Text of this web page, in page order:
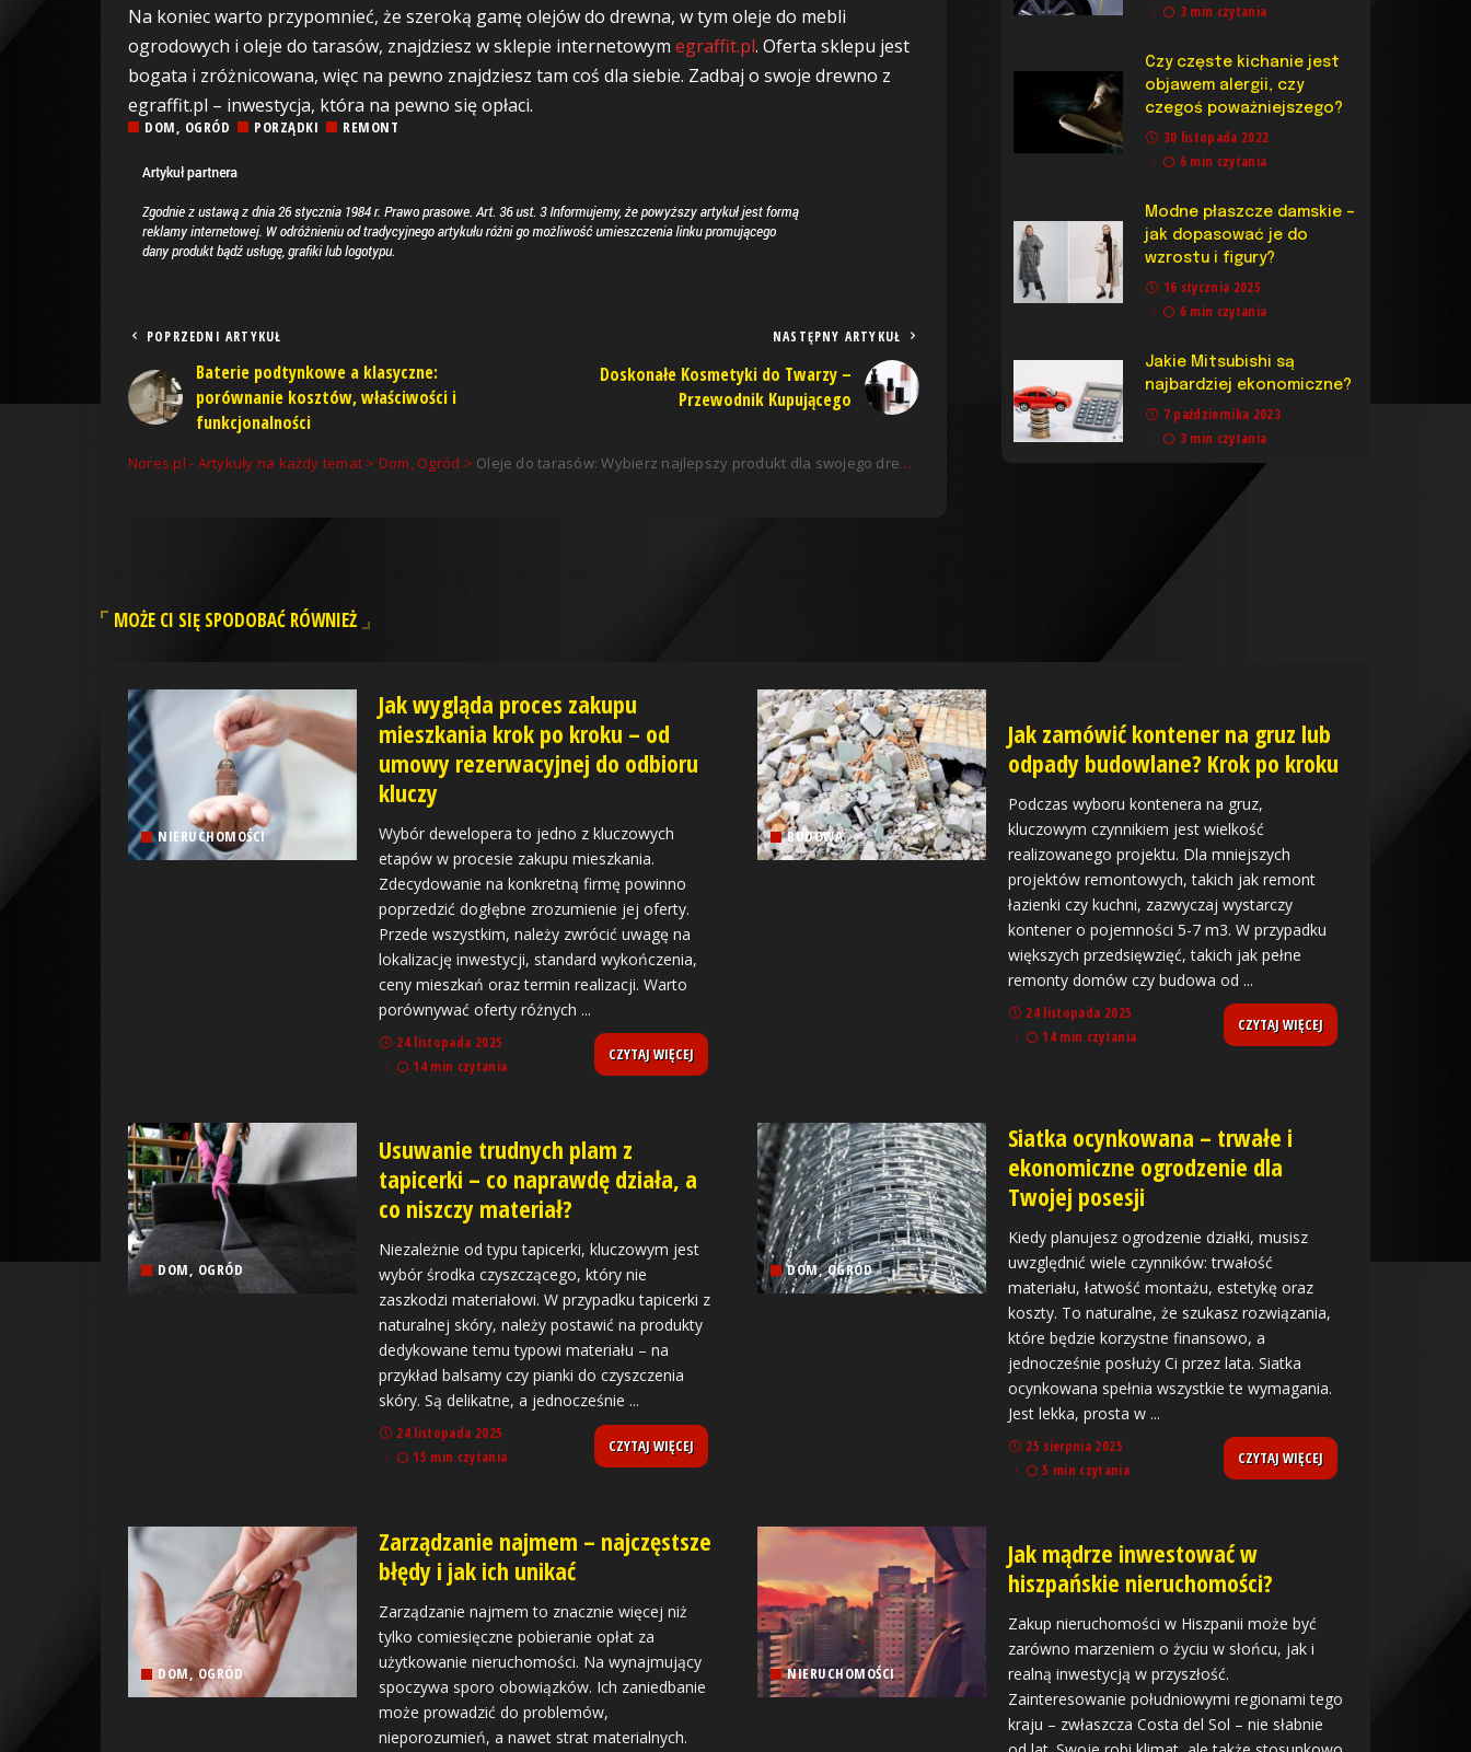
Na koniec warto przypomnieć, że szeroką gamę olejów do drewna, w tym oleje do mebli
ogrodowych i oleje do tarasów, znajdziesz w sklepie internetowym egraffit.pl. Oferta sklepu jest
bogata i zróżnicowana, więc na pewno znajdziesz tam coś dla siebie. Zadbaj o swoje drewno z
egraffit.pl – inwestycja, która na pewno się opłaci.
DOM, OGRÓD PORZĄDKI REMONT
POPRZEDNI ARTYKUŁ
Baterie podtynkowe a klasyczne:
porównanie kosztów, właściwości i
funkcjonalności
NASTĘPNY ARTYKUŁ
Doskonałe Kosmetyki do Twarzy –
Przewodnik Kupującego
Nores.pl - Artykuły na każdy temat > Dom, Ogród > Oleje do tarasów: Wybierz najlepszy produkt dla swojego drewna
3 min czytania
Czy częste kichanie jest
objawem alergii, czy
czegoś poważniejszego?
30 listopada 2022
6 min czytania
Modne płaszcze damskie –
jak dopasować je do
wzrostu i figury?
16 stycznia 2025
6 min czytania
Jakie Mitsubishi są
najbardziej ekonomiczne?
7 października 2023
3 min czytania
MOŻE CI SIĘ SPODOBAĆ RÓWNIEŻ
NIERUCHOMOŚCI
Jak wygląda proces zakupu
mieszkania krok po kroku – od
umowy rezerwacyjnej do odbioru
kluczy
Wybór dewelopera to jedno z kluczowych
etapów w procesie zakupu mieszkania.
Zdecydowanie na konkretną firmę powinno
poprzedzić dogłębne zrozumienie jej oferty.
Przede wszystkim, należy zwrócić uwagę na
lokalizację inwestycji, standard wykończenia,
ceny mieszkań oraz termin realizacji. Warto
porównywać oferty różnych ...
24 listopada 2025
14 min czytania
CZYTAJ WIĘCEJ
BUDOWA
Jak zamówić kontener na gruz lub
odpady budowlane? Krok po kroku
Podczas wyboru kontenera na gruz,
kluczowym czynnikiem jest wielkość
realizowanego projektu. Dla mniejszych
projektów remontowych, takich jak remont
łazienki czy kuchni, zazwyczaj wystarczy
kontener o pojemności 5-7 m3. W przypadku
większych przedsięwzięć, takich jak pełne
remonty domów czy budowa od ...
24 listopada 2025
14 min czytania
CZYTAJ WIĘCEJ
DOM, OGRÓD
Usuwanie trudnych plam z
tapicerki – co naprawdę działa, a
co niszczy materiał?
Niezależnie od typu tapicerki, kluczowym jest
wybór środka czyszczącego, który nie
zaszkodzi materiałowi. W przypadku tapicerki z
naturalnej skóry, należy postawić na produkty
dedykowane temu typowi materiału – na
przykład balsamy czy pianki do czyszczenia
skóry. Są delikatne, a jednocześnie ...
24 listopada 2025
15 min czytania
CZYTAJ WIĘCEJ
DOM, OGRÓD
Siatka ocynkowana – trwałe i
ekonomiczne ogrodzenie dla
Twojej posesji
Kiedy planujesz ogrodzenie działki, musisz
uwzględnić wiele czynników: trwałość
materiału, łatwość montażu, estetykę oraz
koszty. To naturalne, że szukasz rozwiązania,
które będzie korzystne finansowo, a
jednocześnie posłuży Ci przez lata. Siatka
ocynkowana spełnia wszystkie te wymagania.
Jest lekka, prosta w ...
25 sierpnia 2025
5 min czytania
CZYTAJ WIĘCEJ
DOM, OGRÓD
Zarządzanie najmem – najczęstsze
błędy i jak ich unikać
Zarządzanie najmem to znacznie więcej niż
tylko comiesięczne pobieranie opłat za
użytkowanie nieruchomości. Na wynajmujący
spoczywa sporo obowiązków. Ich zaniedbanie
może prowadzić do problemów,
nieporozumień, a nawet strat materialnych.
NIERUCHOMOŚCI
Jak mądrze inwestować w
hiszpańskie nieruchomości?
Zakup nieruchomości w Hiszpanii może być
zarówno marzeniem o życiu w słońcu, jak i
realną inwestycją w przyszłość.
Zainteresowanie południowymi regionami tego
kraju – zwłaszcza Costa del Sol – nie słabnie